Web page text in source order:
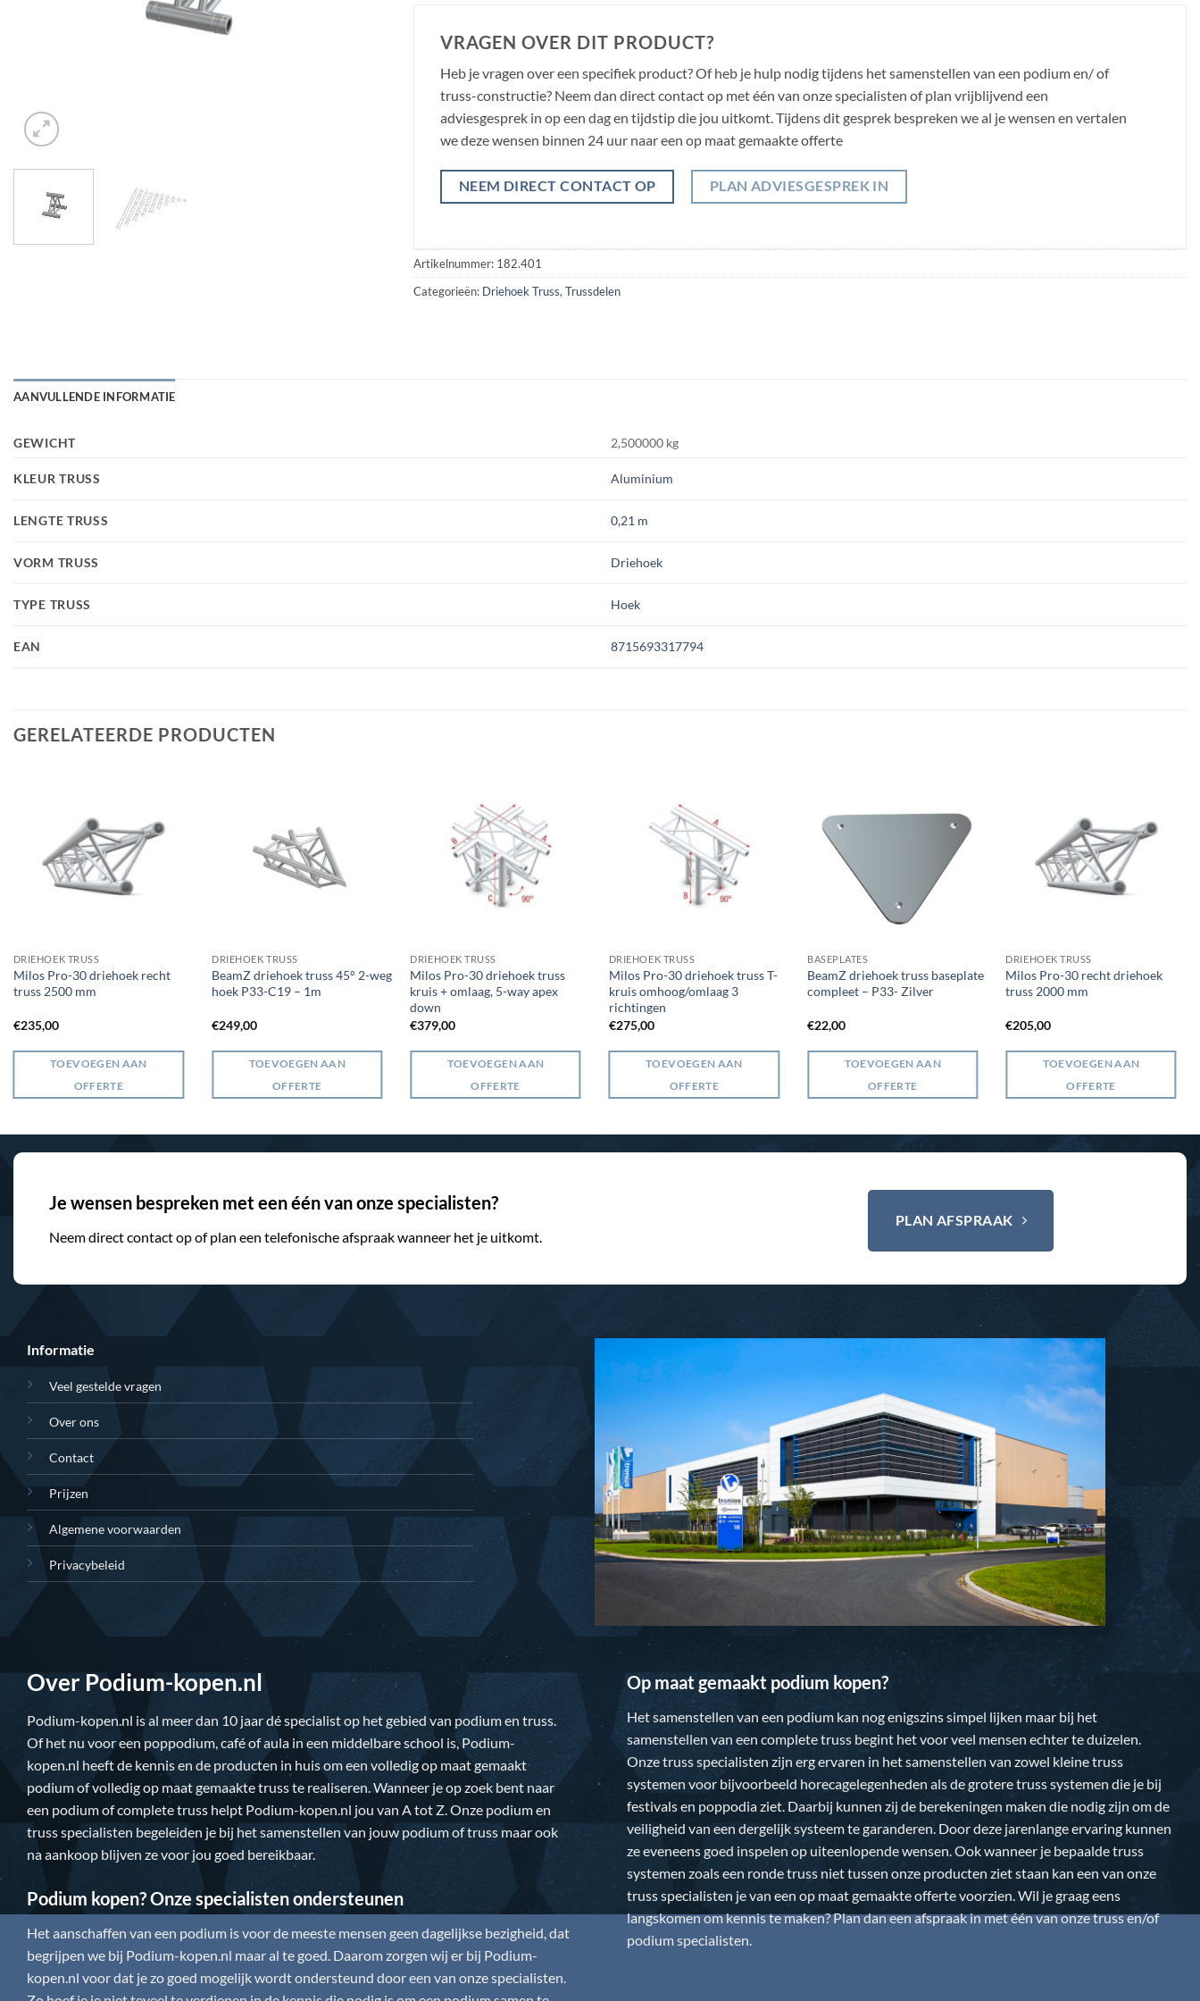
VRAGEN OVER DIT PRODUCT?
Heb je vragen over een specifiek product? Of heb je hulp nodig tijdens het samenstellen van een podium en/ of
truss-constructie? Neem dan direct contact op met één van onze specialisten of plan vrijblijvend een
adviesgesprek in op een dag en tijdstip die jou uitkomt. Tijdens dit gesprek bespreken we al je wensen en vertalen
we deze wensen binnen 24 uur naar een op maat gemaakte offerte
NEEM DIRECT CONTACT OP PLAN ADVIESGESPREK IN
Artikelnummer: 182.401
Categorieën: Driehoek Truss, Trussdelen
AANVULLENDE INFORMATIE
GEWICHT 2,500000 kg
KLEUR TRUSS Aluminium
LENGTE TRUSS 0,21 m
VORM TRUSS Driehoek
TYPE TRUSS Hoek
EAN 8715693317794
GERELATEERDE PRODUCTEN
DRIEHOEK TRUSS
Milos Pro-30 driehoek recht
truss 2500 mm
€235,00
TOEVOEGEN AAN
OFFERTE
DRIEHOEK TRUSS
BeamZ driehoek truss 45° 2-weg
hoek P33-C19 – 1m
€249,00
TOEVOEGEN AAN
OFFERTE
DRIEHOEK TRUSS
Milos Pro-30 driehoek truss
kruis + omlaag, 5-way apex
down
€379,00
TOEVOEGEN AAN
OFFERTE
DRIEHOEK TRUSS
Milos Pro-30 driehoek truss T-
kruis omhoog/omlaag 3
richtingen
€275,00
TOEVOEGEN AAN
OFFERTE
BASEPLATES
BeamZ driehoek truss baseplate
compleet – P33- Zilver
€22,00
TOEVOEGEN AAN
OFFERTE
DRIEHOEK TRUSS
Milos Pro-30 recht driehoek
truss 2000 mm
€205,00
TOEVOEGEN AAN
OFFERTE
Je wensen bespreken met een één van onze specialisten?
Neem direct contact op of plan een telefonische afspraak wanneer het je uitkomt.
PLAN AFSPRAAK
Informatie
Veel gestelde vragen
Over ons
Contact
Prijzen
Algemene voorwaarden
Privacybeleid
Over Podium-kopen.nl
Podium-kopen.nl is al meer dan 10 jaar dé specialist op het gebied van podium en truss.
Of het nu voor een poppodium, café of aula in een middelbare school is,Podium-
kopen.nl heeft de kennis en de producten in huis om een volledig op maat gemaakt
podium of volledig op maat gemaakte truss te realiseren. Wanneer je op zoek bent naar
een podium of complete truss helpt Podium-kopen.nl jou van A tot Z. Onze podium en
truss specialisten begeleiden je bij het samenstellen van jouw podium of truss maar ook
na aankoop blijven ze voor jou goed bereikbaar.
Podium kopen? Onze specialisten ondersteunen
Het aanschaffen van een podium is voor de meeste mensen geen dagelijkse bezigheid, dat
begrijpen we bij Podium-kopen.nl maar al te goed. Daarom zorgen wij er bij Podium-
kopen.nl voor dat je zo goed mogelijk wordt ondersteund door een van onze specialisten.
Op maat gemaakt podium kopen?
Het samenstellen van een podium kan nog enigszins simpel lijken maar bij het
samenstellen van een complete truss begint het voor veel mensen echter te duizelen.
Onze truss specialisten zijn erg ervaren in het samenstellen van zowel kleine truss
systemen voor bijvoorbeeld horecagelegenheden als de grotere truss systemen die je bij
festivals en poppodia ziet. Daarbij kunnen zij de berekeningen maken die nodig zijn om de
veiligheid van een dergelijk systeem te garanderen. Door deze jarenlange ervaring kunnen
ze eveneens goed inspelen op uiteenlopende wensen. Ook wanneer je bepaalde truss
systemen zoals een ronde truss niet tussen onze producten ziet staan kan een van onze
truss specialisten je van een op maat gemaakte offerte voorzien. Wil je graag eens
langskomen om kennis te maken? Plan dan een afspraak in met één van onze truss en/of
podium specialisten.